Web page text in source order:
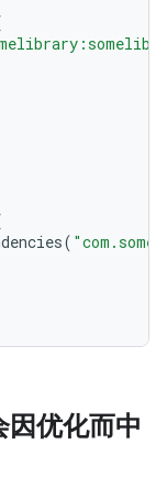
(
优化而中